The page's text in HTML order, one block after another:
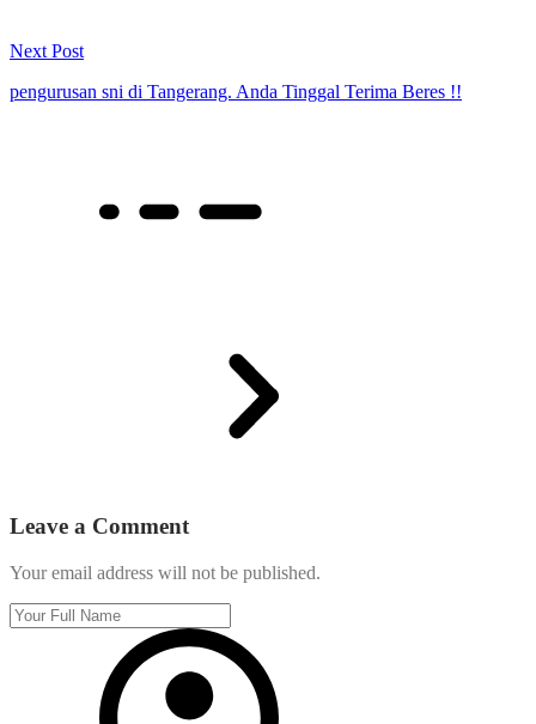
Next Post
pengurusan sni di Tangerang. Anda Tinggal Terima Beres !!
Leave a Comment
Your email address will not be published.